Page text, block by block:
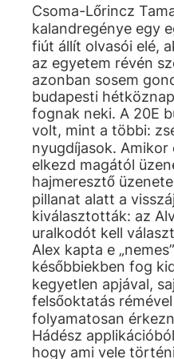
Csoma-Lőrincz
kalandregénye egy
fiút állít olvasói elé,
az egyetem révén
azonban sosem
budapesti
fognak neki. A 20E
volt, mint a többi:
nyugdíjasok.
elkezd magától
hajmeresztő
pillanat alatt a
kiválasztották: az
uralkodót kell
Alex kapta e
későbbiekben fog
kegyetlen apjával,
felsőoktatás
folyamatosan
Hádész
hogy ami vele